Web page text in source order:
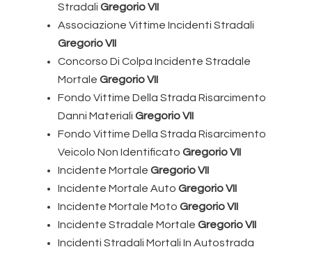
StradaliGregorio VII
Associazione Vittime Incidenti Stradali
Gregorio VII
Concorso Di Colpa Incidente Stradale
MortaleGregorio VII
Fondo Vittime Della Strada Risarcimento
Danni MaterialiGregorio VII
Fondo Vittime Della Strada Risarcimento
Veicolo Non IdentificatoGregorio VII
Incidente MortaleGregorio VII
Incidente Mortale AutoGregorio VII
Incidente Mortale MotoGregorio VII
Incidente Stradale MortaleGregorio VII
Incidenti Stradali Mortali In Autostrada